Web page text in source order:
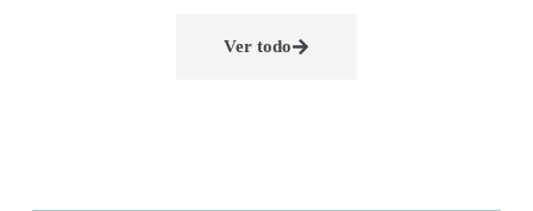
Ver todo